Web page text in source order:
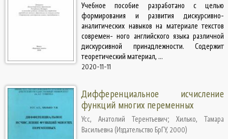
Учебное пособие разработано с целью
формирования и развития дискурсивно-
аналитических навыков на материале текстов
современ- ного английского языка различной
дискурсивной принадлежности. Содержит
теоретический материал, ...
2020-11-11
Дифференциальное исчисление
функций многих переменных
Усс, Анатолий Терентьевич; Хилько, Тамара
Васильевна (Издательство БрГУ, 2000)